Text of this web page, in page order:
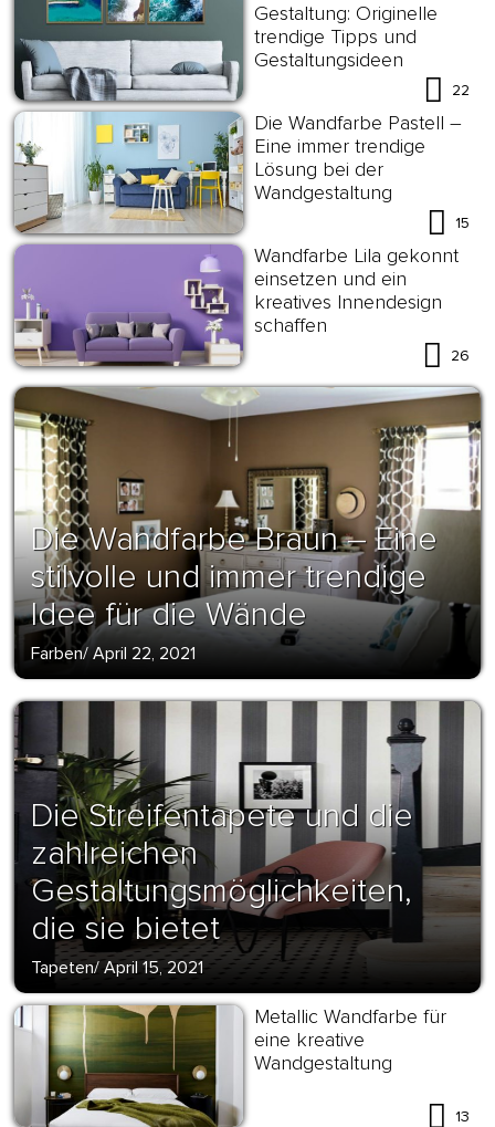
Gestaltung: Originelle
trendige Tipps und
Gestaltungsideen
22
Die Wandfarbe Pastell –
Eine immer trendige
Lösung bei der
Wandgestaltung
15
Wandfarbe Lila gekonnt
einsetzen und ein
kreatives Innendesign
schaffen
26
Die Wandfarbe Braun – Eine
stilvolle und immer trendige
Idee für die Wände
Farben/April 22, 2021
Die Streifentapete und die
zahlreichen
Gestaltungsmöglichkeiten,
die sie bietet
Tapeten/April 15, 2021
Metallic Wandfarbe für
eine kreative
Wandgestaltung
13